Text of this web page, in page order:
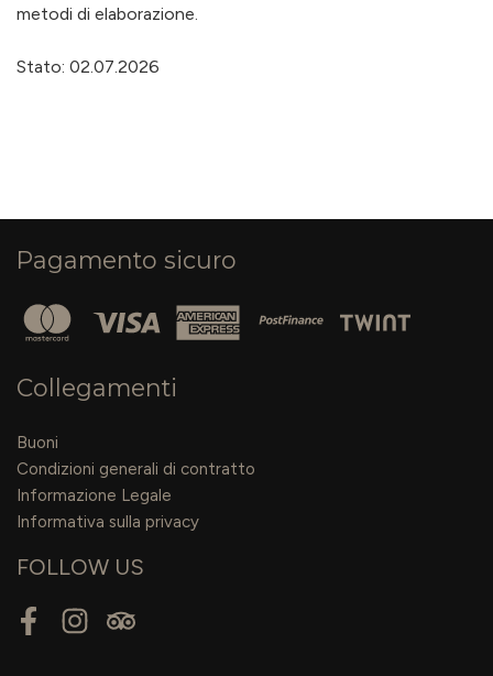
metodi di elaborazione.
Stato: 02.07.2026
Pagamento sicuro
Collegamenti
Buoni
Condizioni generali di contratto
Informazione Legale
Informativa sulla privacy
FOLLOW US
FacebookInstagramTripadvisor